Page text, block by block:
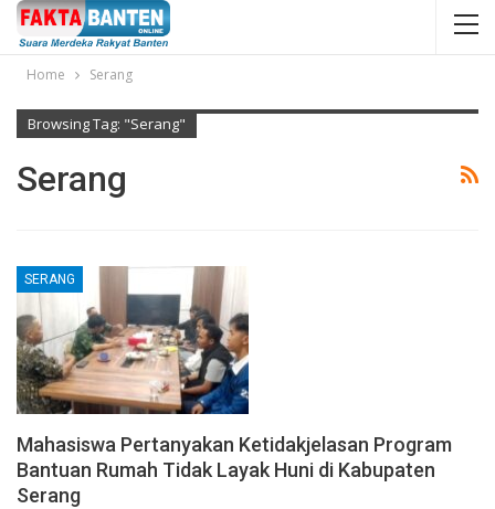
Home Serang
Browsing Tag: "Serang"
Serang
SERANG
Mahasiswa Pertanyakan Ketidakjelasan Program
Bantuan Rumah Tidak Layak Huni di Kabupaten
Serang